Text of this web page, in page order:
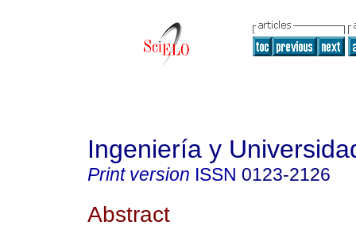
Ingeniería y
Print version ISSN 0123-2126
Abstract